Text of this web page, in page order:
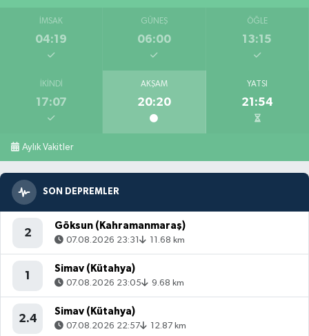
İMSAK
04:19
GÜNEŞ
06:00
ÖĞLE
13:15
İKINDI
17:07
AKŞAM
20:20
YATSI
21:54
Aylık Vakitler
SON DEPREMLER
2
Göksun (Kahramanmaraş)
07.08.2026 23:31 11.68 km
1
Simav (Kütahya)
07.08.2026 23:05 9.68 km
2.4
Simav (Kütahya)
07.08.2026 22:57 12.87 km